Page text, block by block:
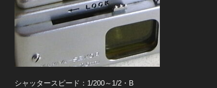
シャッタースピード：1/200～1/2・B